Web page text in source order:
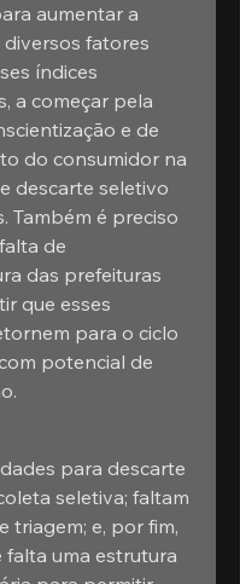
aumentar a
diversos fatores
índices
a começar pela
e de
do consumidor na
descarte seletivo
Também é preciso
de
das prefeituras
que esses
para o ciclo
potencial de
para descarte
seletiva; faltam
triagem; e, por fim,
falta uma estrutura